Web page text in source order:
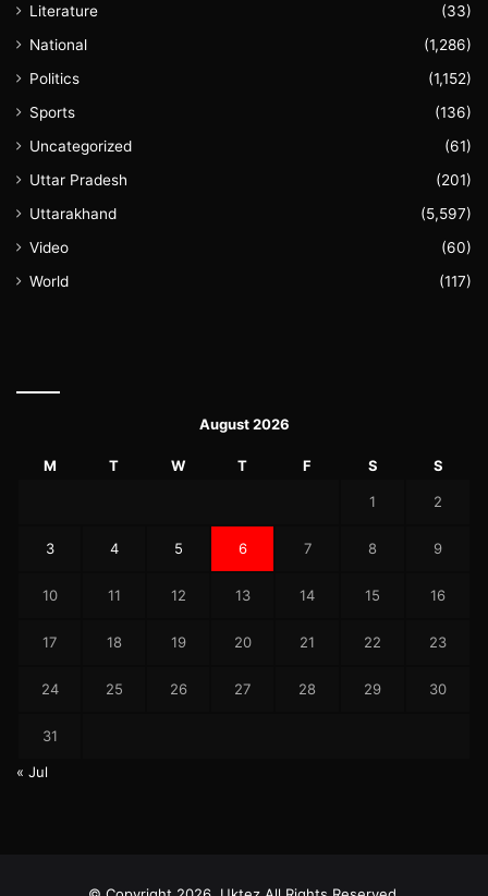
Literature
(33)
National
(1,286)
Politics
(1,152)
Sports
(136)
Uncategorized
(61)
Uttar Pradesh
(201)
Uttarakhand
(5,597)
Video
(60)
World
(117)
August 2026
M T W T F S S
1 2
3 4 5 6 7 8 9
10 11 12 13 14 15 16
17 18 19 20 21 22 23
24 25 26 27 28 29 30
31
« Jul